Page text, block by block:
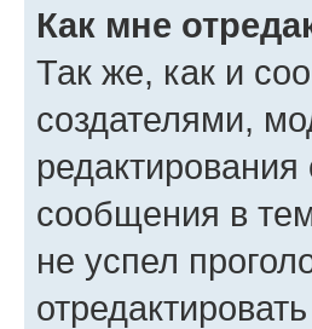
Как мне
Так же, как и
создателями,
сообщения в
не успел